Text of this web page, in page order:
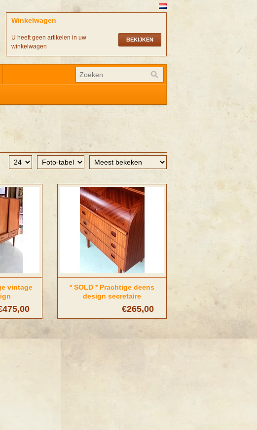
Winkelwagen
BEKIJKEN
U heeft geen artikelen in uw
winkelwagen
vintage
* SOLD * Prachtige deens
design secretaire
€265,00